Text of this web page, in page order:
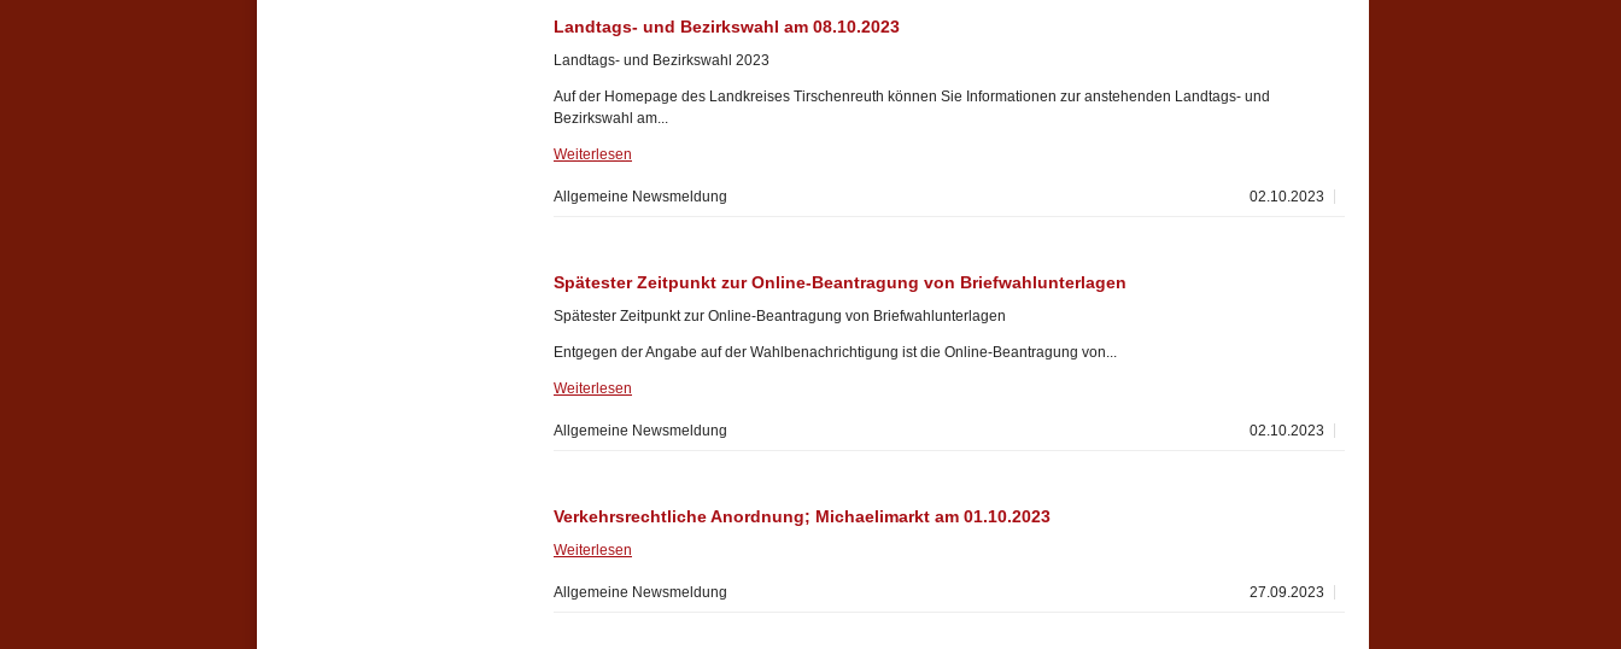
Landtags- und Bezirkswahl am 08.10.2023
Landtags- und Bezirkswahl 2023
Auf der Homepage des Landkreises Tirschenreuth können Sie Informationen zur anstehenden Landtags- und
Bezirkswahl am...
Weiterlesen
02.10.2023
Allgemeine Newsmeldung
Spätester Zeitpunkt zur Online-Beantragung von Briefwahlunterlagen
Spätester Zeitpunkt zur Online-Beantragung von Briefwahlunterlagen
Entgegen der Angabe auf der Wahlbenachrichtigung ist die Online-Beantragung von...
Weiterlesen
02.10.2023
Allgemeine Newsmeldung
Verkehrsrechtliche Anordnung; Michaelimarkt am 01.10.2023
Weiterlesen
27.09.2023
Allgemeine Newsmeldung